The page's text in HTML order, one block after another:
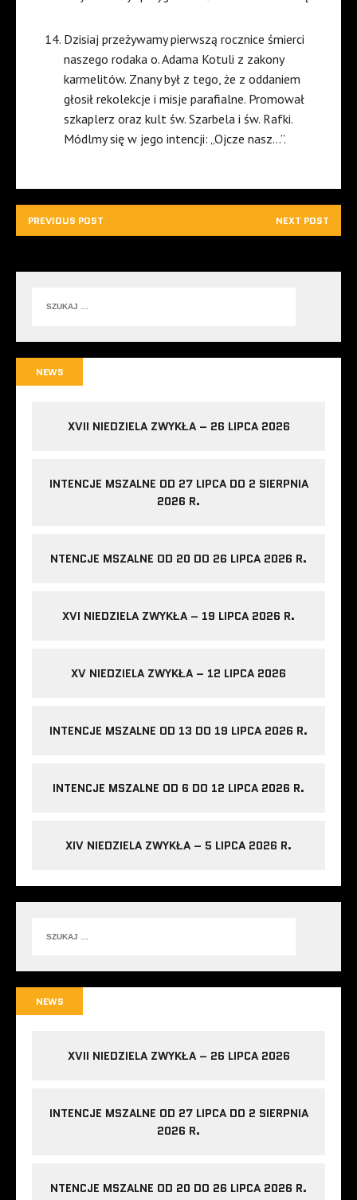
Dzisiaj przeżywamy pierwszą rocznice śmierci
naszego rodaka o. Adama Kotuli z zakony
karmelitów. Znany był z tego, że z oddaniem
głosił rekolekcje i misje parafialne. Promował
szkaplerz oraz kult św. Szarbela i św. Rafki.
Módlmy się w jego intencji: „Ojcze nasz…”.
PREVIOUS POST NEXT POST
NEWS
XVII NIEDZIELA ZWYKŁA – 26 LIPCA 2026
INTENCJE MSZALNE OD 27 LIPCA DO 2 SIERPNIA
2026 R.
NTENCJE MSZALNE OD 20 DO 26 LIPCA 2026 R.
XVI NIEDZIELA ZWYKŁA – 19 LIPCA 2026 R.
XV NIEDZIELA ZWYKŁA – 12 LIPCA 2026
INTENCJE MSZALNE OD 13 DO 19 LIPCA 2026 R.
INTENCJE MSZALNE OD 6 DO 12 LIPCA 2026 R.
XIV NIEDZIELA ZWYKŁA – 5 LIPCA 2026 R.
NEWS
XVII NIEDZIELA ZWYKŁA – 26 LIPCA 2026
INTENCJE MSZALNE OD 27 LIPCA DO 2 SIERPNIA
2026 R.
NTENCJE MSZALNE OD 20 DO 26 LIPCA 2026 R.